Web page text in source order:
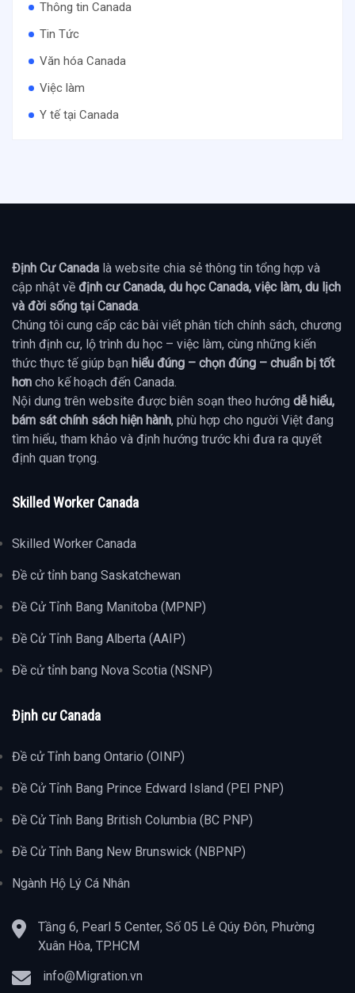
Thông tin Canada
Tin Tức
Văn hóa Canada
Việc làm
Y tế tại Canada
Định Cư Canada là website chia sẻ thông tin tổng hợp và
cập nhật về định cư Canada, du học Canada, việc làm, du lịch
và đời sống tại Canada
Chúng tôi cung cấp các bài viết phân tích chính sách, chương
trình định cư, lộ trình du học – việc làm, cùng những kiến
thức thực tế giúp bạn hiểu đúng – chọn đúng – chuẩn bị tốt
hơn cho kế hoạch đến Canada.
Nội dung trên website được biên soạn theo hướng dễ hiểu,
bám sát chính sách hiện hành, phù hợp cho người Việt đang
tìm hiểu, tham khảo và định hướng trước khi đưa ra quyết
định quan trọng.
Skilled Worker Canada
Skilled Worker Canada
Đề cử tỉnh bang Saskatchewan
Đề Cử Tỉnh Bang Manitoba (MPNP)
Đề Cử Tỉnh Bang Alberta (AAIP)
Đề cử tỉnh bang Nova Scotia (NSNP)
Định cư Canada
Đề cử Tỉnh bang Ontario (OINP)
Đề Cử Tỉnh Bang Prince Edward Island (PEI PNP)
Đề Cử Tỉnh Bang British Columbia (BC PNP)
Đề Cử Tỉnh Bang New Brunswick (NBPNP)
Ngành Hộ Lý Cá Nhân
Tầng 6, Pearl 5 Center, Số 05 Lê Qúy Đôn, Phường
Xuân Hòa, TP.HCM
info@Migration.vn